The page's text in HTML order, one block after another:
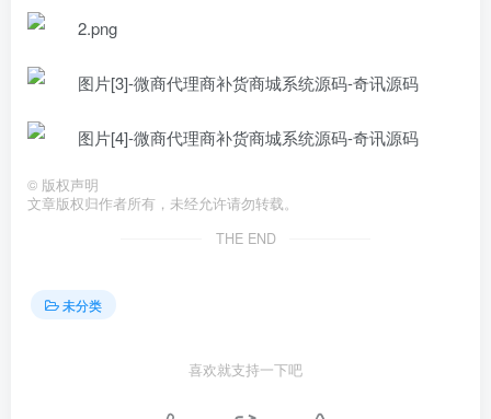
© 版权声明
文章版权归作者所有，未经允许请勿转载。
THE END
未分类
喜欢就支持一下吧